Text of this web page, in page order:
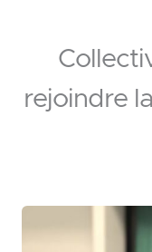
rejoindre